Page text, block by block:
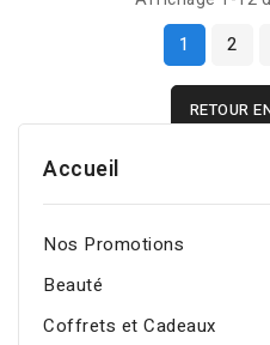
1
2
RETOUR
Accueil
Nos Promotions
Beauté
Coffrets et Cadeaux